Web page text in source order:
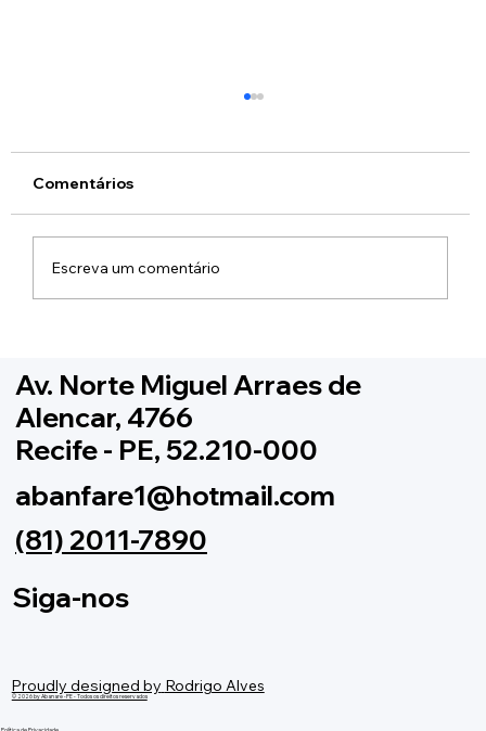
Brejo da Madre de Deus
Comentários
Escreva um comentário
Av. Norte Miguel Arraes de
Alencar, 4766
Recife - PE, 52.210-000
abanfare1@hotmail.com
(81) 2011-7890
Siga-nos
Proudly designed by Rodrigo Alves
© 2026 by Abanare -PE - Todos os direitos reservados
Política de Privacidade